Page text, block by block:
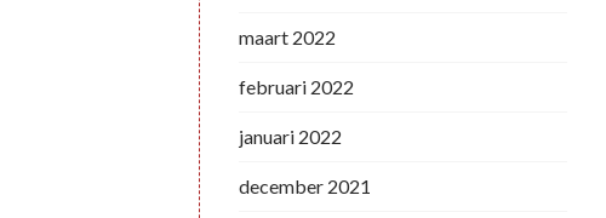
maart 2022
februari 2022
januari 2022
december 2021